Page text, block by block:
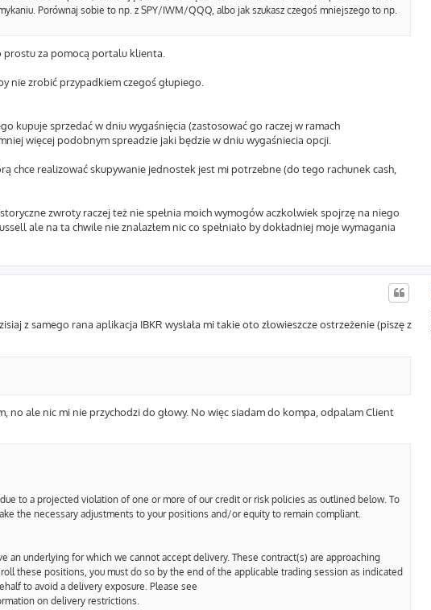
Porównaj sobie to np. z SPY/IWM/QQQ, albo jak szukasz czegoś mniejszego to np.
prostu za pomocą portalu klienta.
nie zrobić przypadkiem czegoś głupiego.
kupuje sprzedać w dniu wygaśnięcia (zastosować go raczej w ramach
więcej podobnym spreadzie jaki będzie w dniu wygaśniecia opcji.
chce realizować skupywanie jednostek jest mi potrzebne (do tego rachunek cash,
zwroty raczej też nie spełnia moich wymogów aczkolwiek spojrzę na niego
ale na ta chwile nie znalazłem nic co spełniało by dokładniej moje wymagania
z samego rana aplikacja IBKR wysłała mi takie oto złowieszcze ostrzeżenie (piszę z
no ale nic mi nie przychodzi do głowy. No więc siadam do kompa, odpalam Client
to a projected violation of one or more of our credit or risk policies as outlined below. To
the necessary adjustments to your positions and/or equity to remain compliant.
an underlying for which we cannot accept delivery. These contract(s) are approaching
these positions, you must do so by the end of the applicable trading session as indicated
to avoid a delivery exposure. Please see
on delivery restrictions.